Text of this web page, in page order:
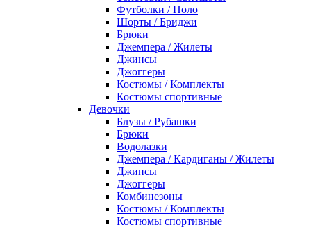
Футболки / Поло
Шорты / Бриджи
Брюки
Джемпера / Жилеты
Джинсы
Джоггеры
Костюмы / Комплекты
Костюмы спортивные
Девочки
Блузы / Рубашки
Брюки
Водолазки
Джемпера / Кардиганы / Жилеты
Джинсы
Джоггеры
Комбинезоны
Костюмы / Комплекты
Костюмы спортивные